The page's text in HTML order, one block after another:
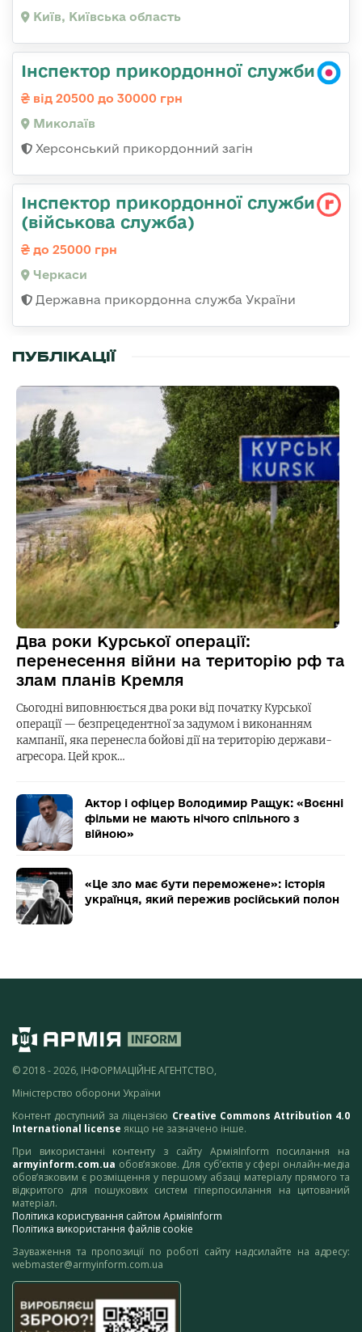
Київ, Київська область
Інспектор прикордонної служби
від 20500 до 30000 грн
Миколаїв
Херсонський прикордонний загін
Інспектор прикордонної служби
(військова служба)
до 25000 грн
Черкаси
Державна прикордонна служба України
ПУБЛІКАЦІЇ
Два роки Курської операції:
перенесення війни на територію рф та
злам планів Кремля
Сьогодні виповнюється два роки від початку Курської
операції — безпрецедентної за задумом і виконанням
кампанії, яка перенесла бойові дії на територію держави-
агресора. Цей крок…
Актор і офіцер Володимир Ращук: «Воєнні
фільми не мають нічого спільного з
війною»
«Це зло має бути переможене»: історія
українця, який пережив російський полон
© 2018 - 2026, ІНФОРМАЦІЙНЕ АГЕНТСТВО,
Міністерство оборони України
Контент доступний за ліцензією Creative Commons Attribution 4.0
International license якщо не зазначено інше.
При використанні контенту з сайту АрміяInform посилання на
armyinform.com.ua обов’язкове. Для суб’єктів у сфері онлайн-медіа
обов’язковим є розміщення у першому абзаці матеріалу прямого та
відкритого для пошукових систем гіперпосилання на цитований
матеріал.
Політика користування сайтом АрміяInform
Політика використання файлів cookie
Зауваження та пропозиції по роботі сайту надсилайте на адресу:
webmaster@armyinform.com.ua